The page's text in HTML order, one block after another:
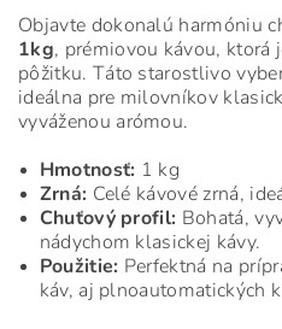
Objavte dokonalú harmóniu
1kg, prémiovou kávou,
pôžitku. Táto starostlivo
ideálna pre milovníkov
vyváženou arómou.
Hmotnosť: 1 kg
Zrná: Celé kávové zrná,
Chuťový profil: Bohatá,
nádychom klasickej kávy.
Použitie: Perfektná na
káv, aj plnoautomatických